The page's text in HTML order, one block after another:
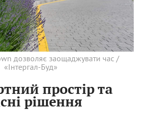
дозволяє заощаджувати час /
«Інтергал-Буд»
простір та
рішення